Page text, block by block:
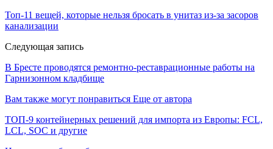
Топ-11 вещей, которые нельзя бросать в унитаз из-за засоров
канализации
Следующая запись
В Бресте проводятся ремонтно-реставрационные работы на
Гарнизонном кладбище
Вам также могут понравиться Еще от автора
ТОП-9 контейнерных решений для импорта из Европы: FCL,
LCL, SOC и другие